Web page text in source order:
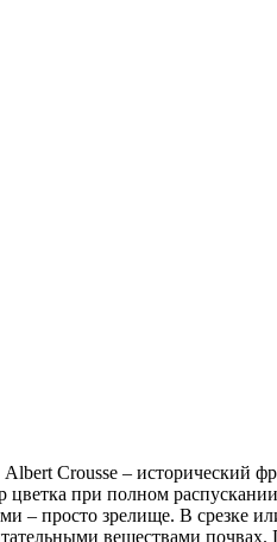
Crousse – исторический
при полном
– просто зрелище. В срезке
веществами